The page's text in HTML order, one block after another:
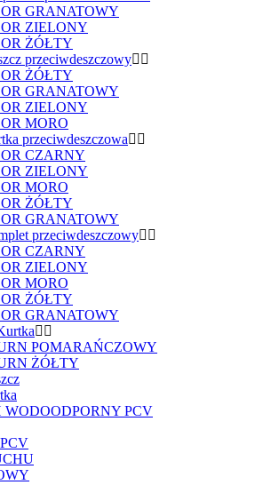
GRANATOWY
ZIELONY
ŻÓŁTY
przeciwdeszczowy
ŻÓŁTY
GRANATOWY
ZIELONY
MORO
przeciwdeszczowa
CZARNY
ZIELONY
MORO
ŻÓŁTY
GRANATOWY
przeciwdeszczowy
CZARNY
ZIELONY
MORO
ŻÓŁTY
GRANATOWY
POMARAŃCZOWY
ŻÓŁTY
WODOODPORNY PCV